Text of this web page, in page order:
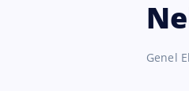
Genel